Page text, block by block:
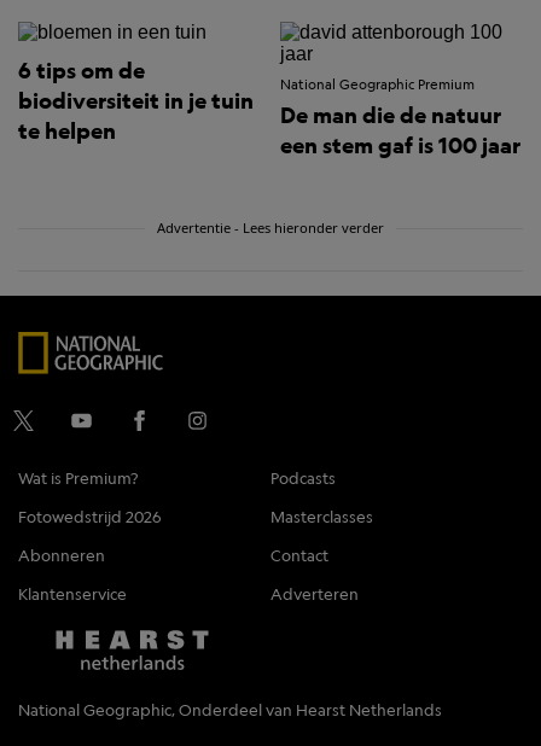
6 tips om de
biodiversiteit in je tuin
te helpen
National Geographic Premium
De man die de natuur
een stem gaf is 100 jaar
Advertentie - Lees hieronder verder
Wat is Premium?
Podcasts
Fotowedstrijd 2026
Masterclasses
Abonneren
Contact
Klantenservice
Adverteren
National Geographic, Onderdeel van Hearst Netherlands